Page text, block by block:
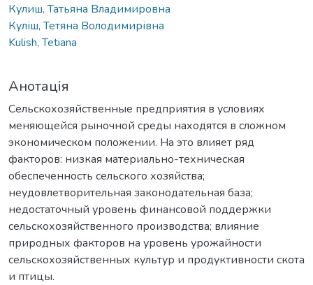
Кулиш, Татьяна Владимировна
Куліш, Тетяна Володимирівна
Kulish, Tetiana
Анотація
Сельскохозяйственные предприятия в условиях
меняющейся рыночной среды находятся в сложном
экономическом положении. На это влияет ряд
факторов: низкая материально-техническая
обеспеченность сельского хозяйства;
неудовлетворительная законодательная база;
недостаточный уровень финансовой поддержки
сельскохозяйственного производства; влияние
природных факторов на уровень урожайности
сельскохозяйственных культур и продуктивности скота
и птицы.